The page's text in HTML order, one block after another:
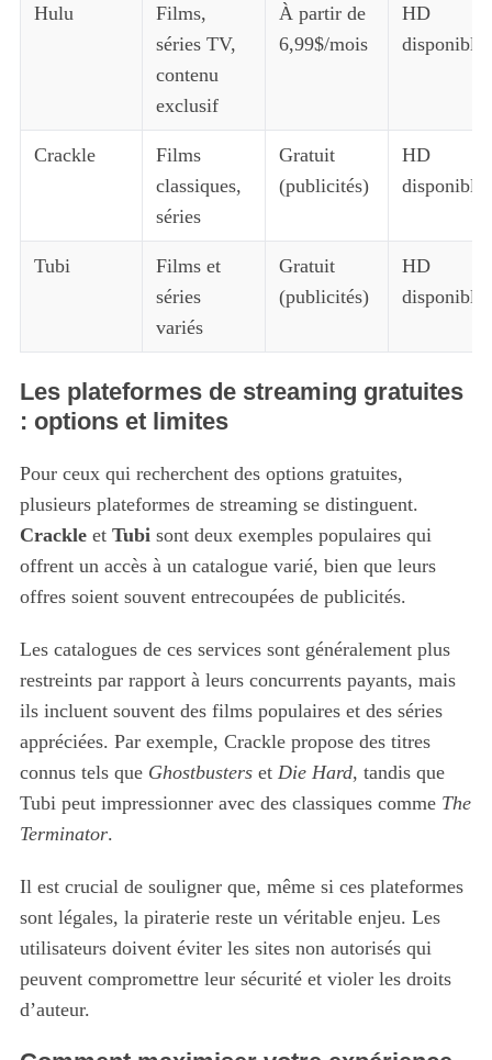
Hulu
Films,
séries TV,
contenu
exclusif
À partir de
6,99$/mois
HD
disponible
Crackle
Films
classiques,
séries
Gratuit
(publicités)
HD
disponible
Tubi
Films et
séries
variés
Gratuit
(publicités)
HD
disponible
Les plateformes de streaming gratuites
: options et limites
Pour ceux qui recherchent des options gratuites,
plusieurs plateformes de streaming se distinguent.
Crackleet Tubisont deux exemples populaires qui
offrent un accès à un catalogue varié, bien que leurs
offres soient souvent entrecoupées de publicités.
Les catalogues de ces services sont généralement plus
restreints par rapport à leurs concurrents payants, mais
ils incluent souvent des films populaires et des séries
appréciées. Par exemple, Crackle propose des titres
connus tels que Ghostbusterset Die Hard, tandis que
Tubi peut impressionner avec des classiques comme The
Terminator.
Il est crucial de souligner que, même si ces plateformes
sont légales, la piraterie reste un véritable enjeu. Les
utilisateurs doivent éviter les sites non autorisés qui
peuvent compromettre leur sécurité et violer les droits
d’auteur.